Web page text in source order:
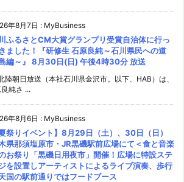
年8月7日 : MyBusiness
ふるさとCM大賞グランプリ受賞自治体に行っ
ました！『研修生 石原良純～石川県民への道
編～』 8月30日(日) 午後4時30分 放送
陸朝日放送（本社石川県金沢市。以下、HAB）は、
純さ ...
年8月6日 : MyBusiness
夏祭りイベント】8月29日（土）、30日（日）
県那須塩原市・JR黒磯駅前広場にて＜食と音楽
お祭り「黒磯日用夜市」開催！広場に特設ステ
を設置しアーティストによるライブ演奏、歩行
国の駅前通りではフードブース